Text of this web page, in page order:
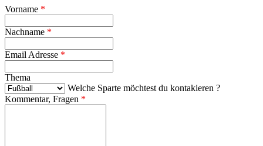
Vorname *
Nachname *
Email Adresse *
Thema
Welche Sparte möchtest du kontakieren ?
Kommentar, Fragen *